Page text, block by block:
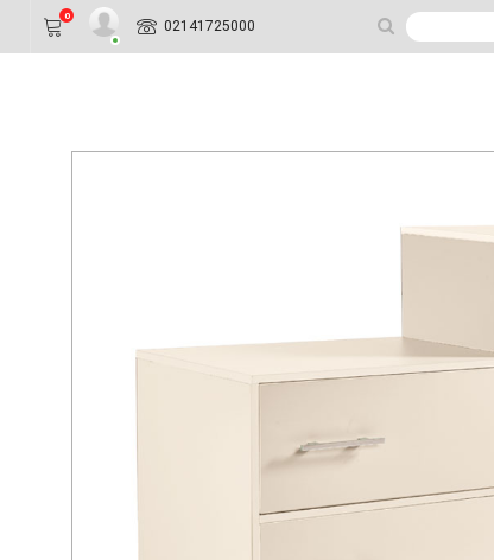
02141725000
0